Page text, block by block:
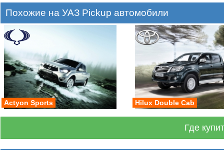
Похожие на УАЗ Pickup автомобили
Actyon Sports Hilux Double Cab
Где